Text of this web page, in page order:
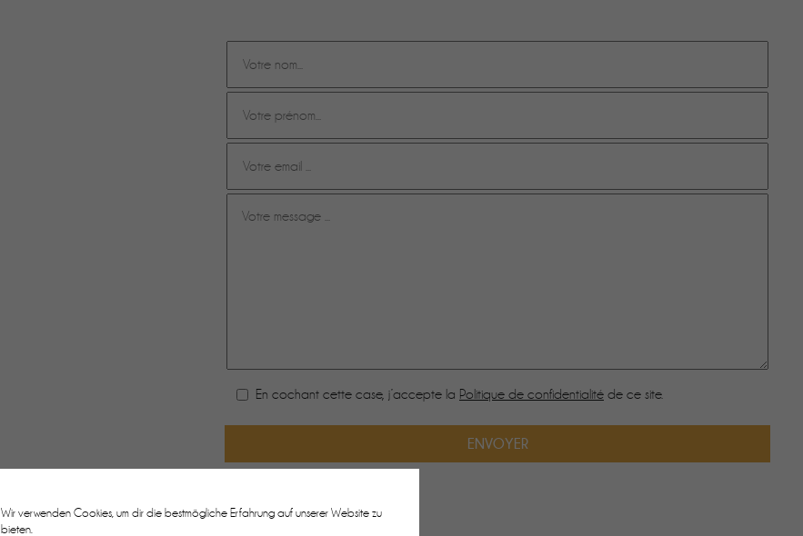
En cochant cette case, j’accepte la Politique de confidentialité de ce site.
Wir verwenden Cookies, um dir die bestmögliche Erfahrung auf unserer Website zu
bieten.